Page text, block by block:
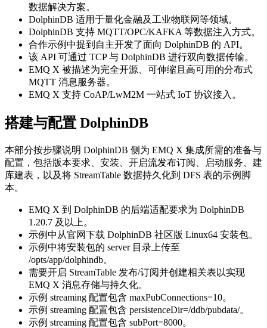
数据解决方案。
DolphinDB 适用于量化金融及工业物联网等领域。
DolphinDB 支持 MQTT/OPC/KAFKA 等数据注入方式。
合作示例中提到自主开发了面向 DolphinDB 的 API。
该 API 可通过 TCP 与 DolphinDB 进行双向数据传输。
EMQ X 被描述为完全开源、可伸缩且高可用的分布式
MQTT 消息服务器。
EMQ X 支持 CoAP/LwM2M 一站式 IoT 协议接入。
搭建与配置 DolphinDB
本部分按步骤说明 DolphinDB 侧为 EMQ X 集成所需的准备与
配置，包括版本要求、安装、开启流发布订阅、启动服务、建
库建表，以及将 StreamTable 数据持久化到 DFS 表的示例脚
本。
EMQ X 到 DolphinDB 的后端适配要求为 DolphinDB
1.20.7 及以上。
示例中从官网下载 DolphinDB 社区版 Linux64 安装包。
示例中将安装包的 server 目录上传至
/opts/app/dolphindb。
需要开启 StreamTable 发布/订阅并创建相关表以实现
EMQ X 消息存储与持久化。
示例 streaming 配置包含 maxPubConnections=10。
示例 streaming 配置包含 persistenceDir=/ddb/pubdata/。
示例 streaming 配置包含 subPort=8000。